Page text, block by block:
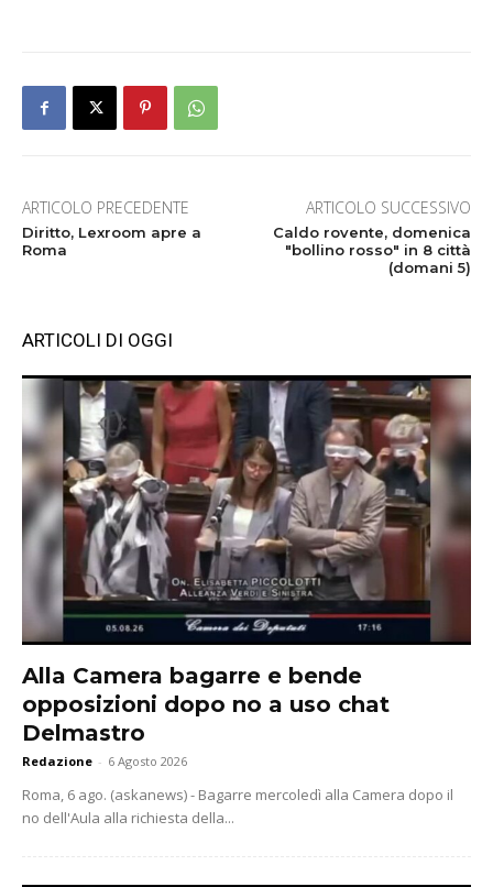
ARTICOLO PRECEDENTE
Diritto, Lexroom apre a
Roma
ARTICOLO SUCCESSIVO
Caldo rovente, domenica
"bollino rosso" in 8 città
(domani 5)
ARTICOLI DI OGGI
Alla Camera bagarre e bende
opposizioni dopo no a uso chat
Delmastro
Redazione - 6 Agosto 2026
Roma, 6 ago. (askanews) - Bagarre mercoledì alla Camera dopo il
no dell'Aula alla richiesta della...